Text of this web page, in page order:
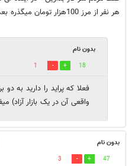
هر نفر از مرز 100هزار تومان میگذره بعد این ......!!!!!!
بدون نام
18
1
فعلا که پراید را دارید به
واقعی آن در یک بازار آزاد)
بدون نام
47
3